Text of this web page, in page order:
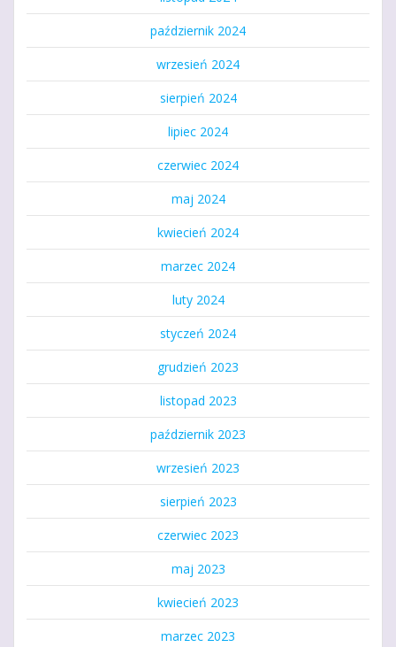
październik 2024
wrzesień 2024
sierpień 2024
lipiec 2024
czerwiec 2024
maj 2024
kwiecień 2024
marzec 2024
luty 2024
styczeń 2024
grudzień 2023
listopad 2023
październik 2023
wrzesień 2023
sierpień 2023
czerwiec 2023
maj 2023
kwiecień 2023
marzec 2023